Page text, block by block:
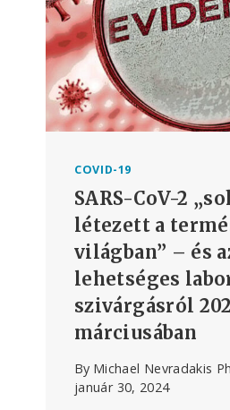
COVID-19
SARS-CoV-2
létezett a
világban” – és
lehetséges
szivárgásról
márciusában
By Michael Nevradakis
január 30, 2024